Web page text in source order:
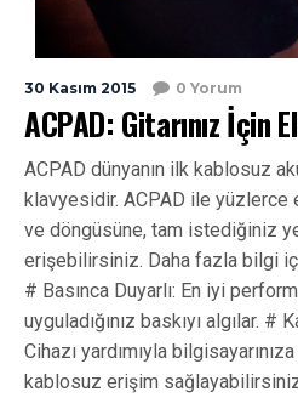
30 Kasım 2015 0 Yorum
ACPAD: Gitarınız
ACPAD dünyanın ilk kablosuz
klavyesidir. ACPAD ile yüzlerce
ve döngüsüne, tam istediğiniz
erişebilirsiniz. Daha fazla bilgi
# Basınca Duyarlı: En iyi
uyguladığınız baskıyı algılar. #
Cihazı yardımıyla
kablosuz erişim